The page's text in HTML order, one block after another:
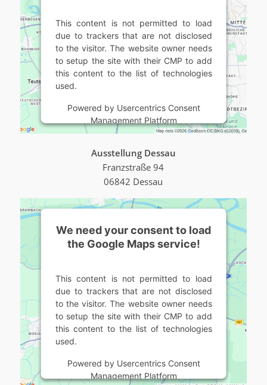
This content is not permitted to load
due to trackers that are not disclosed
to the visitor. The website owner needs
to setup the site with their CMP to add
this content to the list of technologies
used.
Powered by Usercentrics Consent
Management Platform
Ausstellung Dessau
Franzstraße 94
06842 Dessau
We need your consent to load
the Google Maps service!
This content is not permitted to load
due to trackers that are not disclosed
to the visitor. The website owner needs
to setup the site with their CMP to add
this content to the list of technologies
used.
Powered by Usercentrics Consent
Management Platform